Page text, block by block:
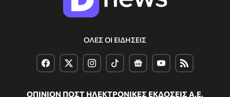
ΟΛΕΣ ΟΙ ΕΙΔΗΣΕΙΣ
ΟΠΙΝΙΟΝ ΠΟΣΤ ΗΛΕΚΤΡΟΝΙΚΕΣ ΕΚΔΟΣΕΙΣ Α.Ε.